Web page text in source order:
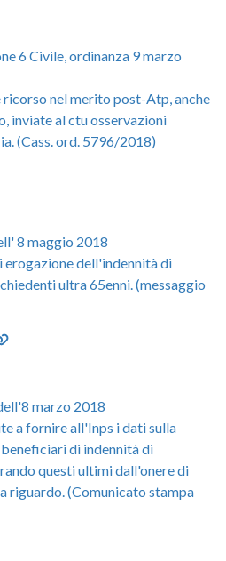
6 Civile, ordinanza 9 marzo
ricorso nel merito post-Atp, anche
inviate al ctu osservazioni
(Cass. ord. 5796/2018)
8 maggio 2018
dell'indennità di
ultra 65enni. (messaggio
marzo 2018
a fornire all'Inps i dati sulla
di indennità di
questi ultimi dall'onere di
riguardo. (Comunicato stampa